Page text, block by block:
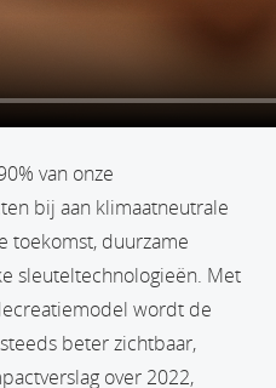
van onze
bij aan klimaatneutrale
toekomst, duurzame
sleuteltechnologieën. Met
wordt de
beter zichtbaar,
over 2022,